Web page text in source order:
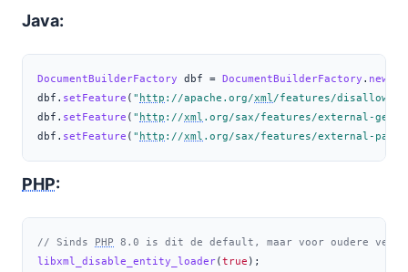
Java:
DocumentBuilderFactory dbf = DocumentBuilderFactory .
dbf . setFeature ( " http ://apache.org/xml /features/disallow-
dbf . setFeature ( " http ://xml .org/sax/features/external-
dbf . setFeature ( " http ://xml .org/sax/features/external-
PHP:
// Sinds PHP 8.0 is dit de default, maar voor oudere
libxml_disable_entity_loader(true ) ;